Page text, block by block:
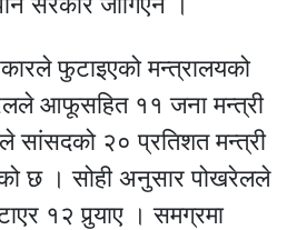
फुटाइएको मन्त्रालयको
आफूसहित ११ जना मन्त्री
सांसदको २० प्रतिशत मन्त्री
छ । सोही अनुसार पोखरेलले
१२ पुर्‍याए । समग्रमा